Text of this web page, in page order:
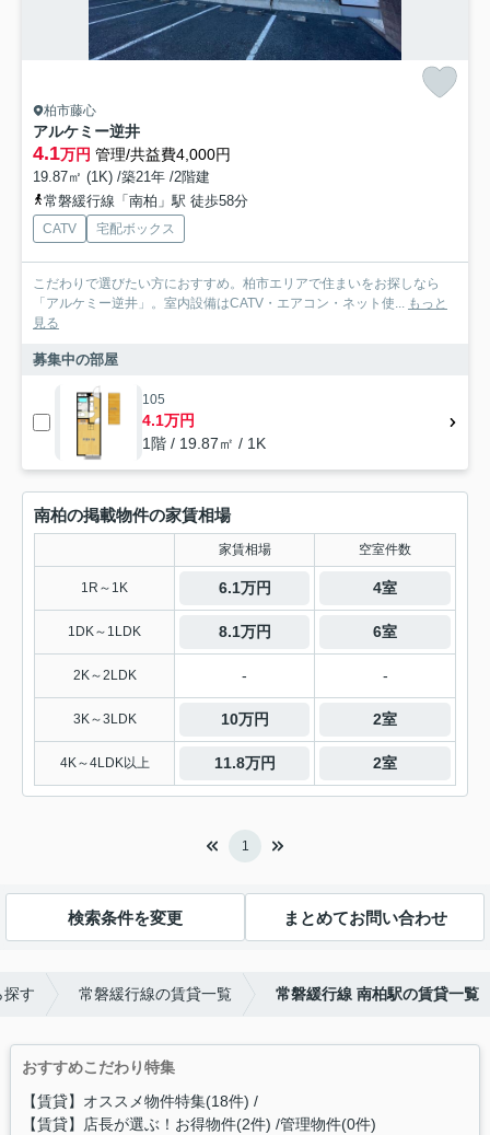
柏市藤心
アルケミー逆井
4.1万円 管理/共益費4,000円
19.87㎡ (1K) /築21年 /2階建
常磐緩行線「南柏」駅 徒歩58分
CATV 宅配ボックス
こだわりで選びたい方におすすめ。柏市エリアで住まいをお探しなら
「アルケミー逆井」。室内設備はCATV・エアコン・ネット使... もっと
見る
募集中の部屋
105
4.1万円
1階 / 19.87㎡ / 1K
南柏の掲載物件の家賃相場
家賃相場 空室件数
1R～1K 6.1万円 4室
1DK～1LDK 8.1万円 6室
2K～2LDK - -
3K～3LDK 10万円 2室
4K～4LDK以上 11.8万円 2室
1
検索条件を変更 まとめてお問い合わせ
探す 常磐緩行線の賃貸一覧 常磐緩行線 南柏駅の賃貸一覧
おすすめこだわり特集
【賃貸】オススメ物件特集(18件)
【賃貸】店長が選ぶ！お得物件(2件) 管理物件(0件)